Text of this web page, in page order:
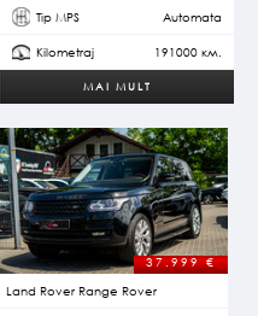
Tip MPS Automata
Kilometraj 191000 км.
MAI MULT
37.999 €
Land Rover Range Rover